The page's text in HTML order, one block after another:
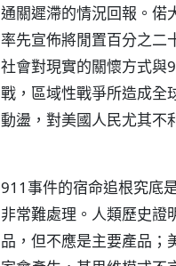
通關遲滯的情況回報。偌
率先宣佈將閒置百分之二
社會對現實的關懷方式與
戰，區域性戰爭所造成全
動盪，對美國人民尤其不
911事件的宿命追根究底
非常難處理。人類歷史證
品，但不應是主要產品；